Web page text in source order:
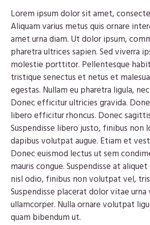
Lorem ipsum dolor sit amet,
Aliquam varius metus quis ornare
amet urna diam. Ut dolor ipsum,
pharetra ultrices sapien. Sed viverra
molestie porttitor. Pellentesque
tristique senectus et netus et
egestas. Nullam eu pharetra ligula,
Donec efficitur ultricies gravida.
libero efficitur rhoncus. Donec
Suspendisse libero justo, finibus non
dapibus volutpat augue. Etiam et
Donec euismod lectus ut sem
mauris congue. Suspendisse at
nisl odio, finibus non volutpat vel,
Suspendisse placerat dolor vitae
ullamcorper. Nulla ornare volutpat
quam bibendum ut.